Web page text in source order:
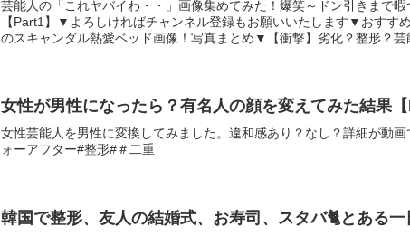
芸能人の「これヤバイわ・・」画像集めてみた！爆笑～ドン引きまで
【Part1】▼よろしければチャンネル登録もお願いいたします▼おすす
のスキャンダル熱愛ベッド画像！写真まとめ▼【衝撃】劣化？整形？芸
女性が男性になったら？有名人の顔を変えてみた結果【
女性芸能人を男性に変換してみました。違和感あり？なし？詳細が動
ォーアフター#整形#＃二重
韓国で整形、友人の結婚式、お寿司、スタバ🐈とある一